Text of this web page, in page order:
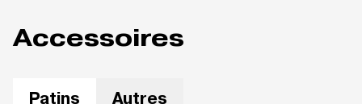
Accessoires
Patins Autres